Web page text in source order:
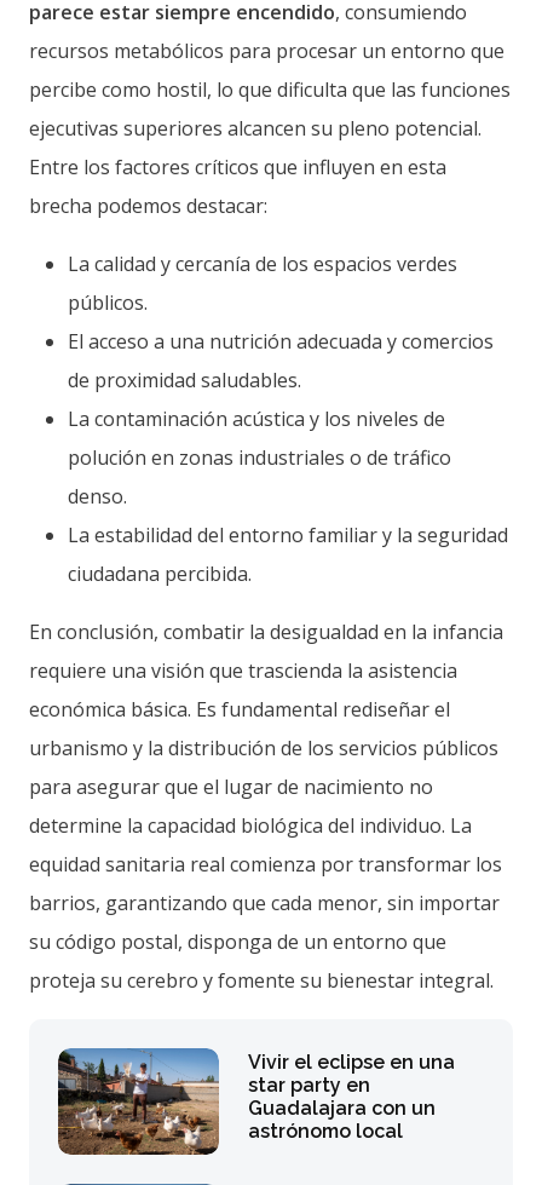
parece estar siempre encendido, consumiendo
recursos metabólicos para procesar un entorno que
percibe como hostil, lo que dificulta que las funciones
ejecutivas superiores alcancen su pleno potencial.
Entre los factores críticos que influyen en esta
brecha podemos destacar:
La calidad y cercanía de los espacios verdes
públicos.
El acceso a una nutrición adecuada y comercios
de proximidad saludables.
La contaminación acústica y los niveles de
polución en zonas industriales o de tráfico
denso.
La estabilidad del entorno familiar y la seguridad
ciudadana percibida.
En conclusión, combatir la desigualdad en la infancia
requiere una visión que trascienda la asistencia
económica básica. Es fundamental rediseñar el
urbanismo y la distribución de los servicios públicos
para asegurar que el lugar de nacimiento no
determine la capacidad biológica del individuo. La
equidad sanitaria real comienza por transformar los
barrios, garantizando que cada menor, sin importar
su código postal, disponga de un entorno que
proteja su cerebro y fomente su bienestar integral.
Vivir el eclipse en una
star party en
Guadalajara con un
astrónomo local